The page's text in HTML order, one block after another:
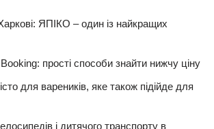
ЯПІКО – один із найкращих
прості способи знайти нижчу ціну
для вареників, яке також підійде для
і дитячого транспорту в